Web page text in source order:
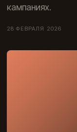
кампаниях.
28 ФЕВРАЛЯ 2026